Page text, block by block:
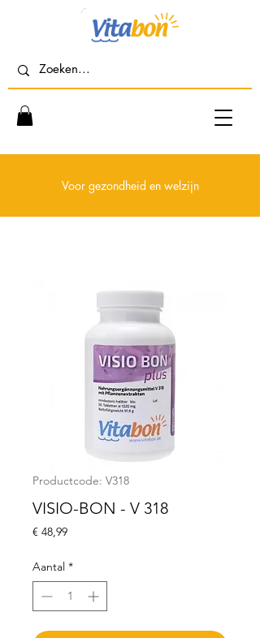
Voor gezondheid en welzijn
Productcode: V318
VISIO-BON - V 318
€ 48,99Prijs
Aantal *